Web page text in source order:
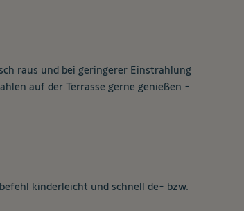
raus und bei geringerer Einstrahlung
auf der Terrasse gerne genießen -
kinderleicht und schnell de- bzw.